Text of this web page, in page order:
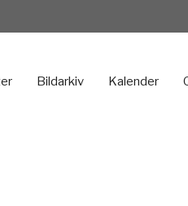
Bildarkiv Kalender